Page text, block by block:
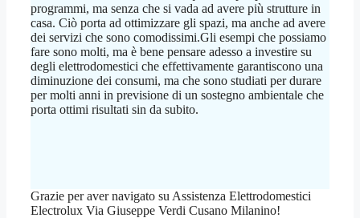
programmi, ma senza che si vada ad avere più strutture in
casa. Ciò porta ad ottimizzare gli spazi, ma anche ad avere
dei servizi che sono comodissimi.Gli esempi che possiamo
fare sono molti, ma è bene pensare adesso a investire su
degli elettrodomestici che effettivamente garantiscono una
diminuzione dei consumi, ma che sono studiati per durare
per molti anni in previsione di un sostegno ambientale che
porta ottimi risultati sin da subito.
Grazie per aver navigato su Assistenza Elettrodomestici
Electrolux Via Giuseppe Verdi Cusano Milanino!